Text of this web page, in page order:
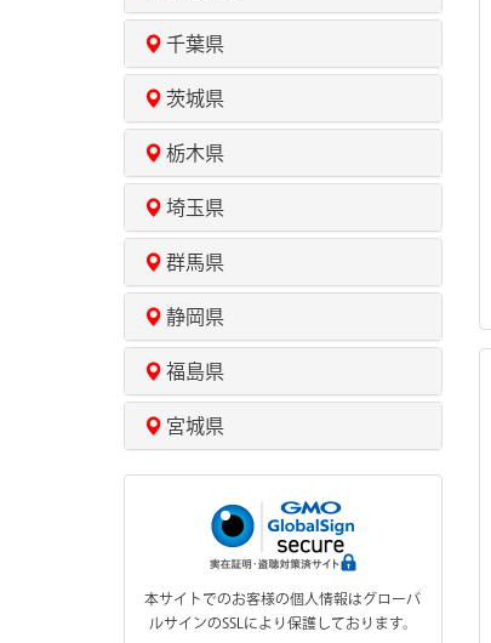
千葉県
茨城県
栃木県
埼玉県
群馬県
静岡県
福島県
宮城県
本サイトでのお客様の個人情報はグローバ
ルサインのSSLにより保護しております。